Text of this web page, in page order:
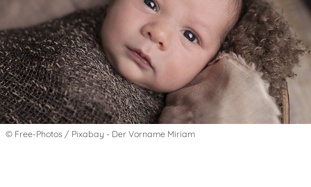
© Free-Photos / Pixabay - Der Vorname Miriam